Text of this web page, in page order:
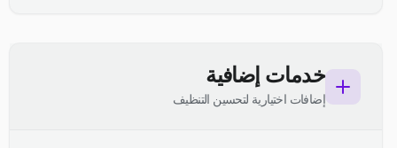
خدمات إضافية
إضافات اختيارية لتحسين التنظيف